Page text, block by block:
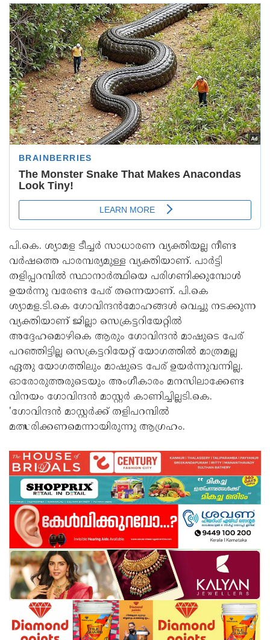
പി.കെ. ശ്യാമള ടീച്ചർ സാധാരണ വ്യക്തിയല്ല നീണ്ട
വർഷത്തെ പാരമ്പര്യമുള്ള വ്യക്തിയാണ്. പാർട്ടി
തളിപ്പറമ്പിൽ സ്ഥാനാർത്ഥിയെ പരിഗണിക്കുമ്പോൾ
ഉയർന്നു വരേണ്ട പേര് തന്നെയാണ്. പി.കെ
ശ്യാമള.ടി.കെ ഗോവിന്ദൻമോഹങ്ങൾ വെച്ചു നടക്കുന്ന
വ്യക്തിയാണ് ജില്ലാ സെക്രട്ടറിയേറ്റിൽ
അദ്ദേഹമൊഴികെ ആരും ഗോവിന്ദൻ മാഷുടെ പേര്
പറഞ്ഞിട്ടില്ല സെക്രട്ടറിയേറ്റ് യോഗത്തിൽ മാത്രമല്ല
ഏതു യോഗത്തിലും മാഷുടെ പേര് ഉയർന്നുവന്നില്ല.
ഓരോരുത്തരുടെയും അംഗീകാരം മനസിലാക്കേണ്ട
വിനയം ഗോവിന്ദൻ മാസ്റ്റർ കാണിച്ചില്ലടി.കെ.
'ഗോവിന്ദൻ മാസ്റ്റർക്ക് തളിപറമ്പിൽ
മത്സരിക്കണമെന്നായിരുന്നു ആഗ്രഹം.